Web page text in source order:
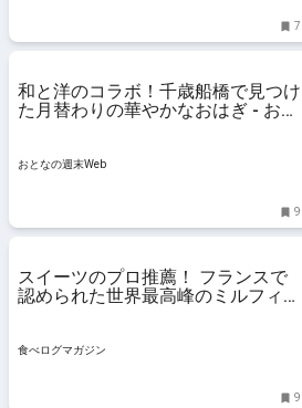
7
和と洋のコラボ！千歳船橋で見つけ
た月替わりの華やかなおはぎ - おと
おとなの週末Web
9
スイーツのプロ推薦！ フランスで
認められた世界最高峰のミルフィー
食べログマガジン
9